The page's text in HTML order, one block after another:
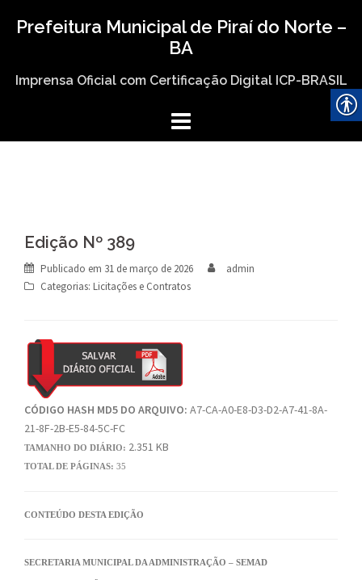
Prefeitura Municipal de Piraí do Norte –
BA
Imprensa Oficial com Certificação Digital ICP-BRASIL
Edição Nº 389
Publicado em 31 de março de 2026
admin
Categorias: Licitações e Contratos
CÓDIGO HASH MD5 DO ARQUIVO: A7-CA-A0-E8-D3-D2-A7-41-8A-
21-8F-2B-E5-84-5C-FC
TAMANHO DO DIÁRIO: 2.351 KB
TOTAL DE PÁGINAS: 35
CONTEÚDO DESTA EDIÇÃO
SECRETARIA MUNICIPAL DA ADMINISTRAÇÃO – SEMAD